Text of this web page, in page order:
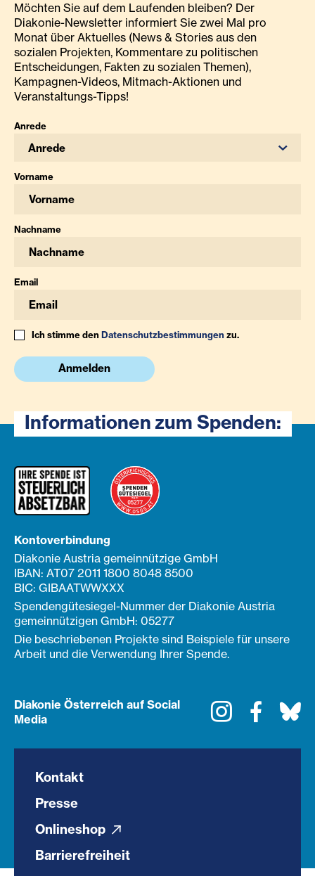
Möchten Sie auf dem Laufenden bleiben? Der
Diakonie-Newsletter informiert Sie zwei Mal pro
Monat über Aktuelles (News & Stories aus den
sozialen Projekten, Kommentare zu politischen
Entscheidungen, Fakten zu sozialen Themen),
Kampagnen-Videos, Mitmach-Aktionen und
Veranstaltungs-Tipps!
Anrede
Anrede
Vorname
Nachname
Email
Ich stimme denDatenschutzbestimmungenzu.
Anmelden
Informationen zum Spenden:
Kontoverbindung
Diakonie Austria gemeinnützige GmbH
IBAN: AT07 2011 1800 8048 8500
BIC: GIBAATWWXXX
Spendengütesiegel-Nummer der Diakonie Austria
gemeinnützigen GmbH: 05277
Die beschriebenen Projekte sind Beispiele für unsere
Arbeit und die Verwendung Ihrer Spende.
Diakonie Österreich auf Social
Media
Instagram
Kontakt
Presse
Onlineshop
Barrierefreiheit